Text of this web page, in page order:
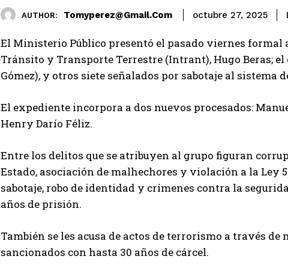
AUTHOR: Tomyperez@gmail.com octubre 27, 2025
El Ministerio Público presentó el pasado viernes
Tránsito y Transporte Terrestre (Intrant), Hugo Beras;
Gómez), y otros siete señalados por sabotaje al
El expediente incorpora a dos nuevos procesados:
Henry Darío Féliz.
Entre los delitos que se atribuyen al grupo figuran
Estado, asociación de malhechores y violación a la Ley
sabotaje, robo de identidad y crímenes contra la
años de prisión.
También se les acusa de actos de terrorismo a través
sancionados con hasta 30 años de cárcel.